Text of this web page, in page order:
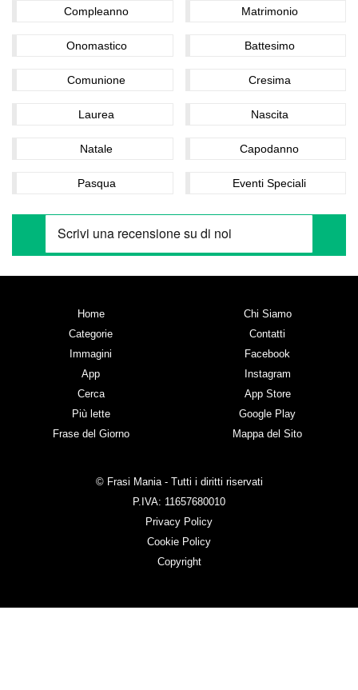
Compleanno Matrimonio
Onomastico Battesimo
Comunione Cresima
Laurea Nascita
Natale Capodanno
Pasqua Eventi Speciali
Home
Categorie
Immagini
App
Cerca
Più lette
Frase del Giorno
Chi Siamo
Contatti
Facebook
Instagram
App Store
Google Play
Mappa del Sito
© Frasi Mania - Tutti i diritti riservati
P.IVA: 11657680010
Privacy Policy
Cookie Policy
Copyright